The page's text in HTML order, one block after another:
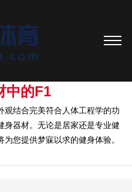
中的F1
观结合完美符合人体工程学的功
身器材。无论是居家还是专业健
您提供梦寐以求的健身体验。